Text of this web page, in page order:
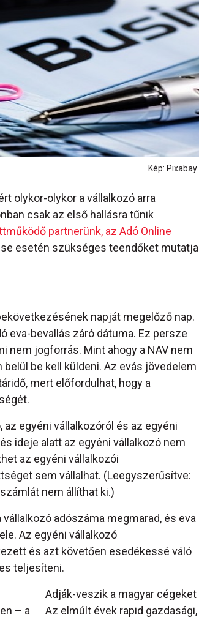
Kép: Pixabay
olykor-olykor a vállalkozó arra
csak az első hallásra tűnik
partnerünk, az Adó Online
esetén szükséges teendőket mutatja
napját megelőző nap.
eva-bevallás záró dátuma. Ez persze
nem jogforrás. Mint ahogy a NAV nem
be kell küldeni. Az evás jövedelem
mert előfordulhat, hogy a
egyéni vállalkozóról és az egyéni
ideje alatt az egyéni vállalkozó nem
az egyéni vállalkozói
sem vállalhat. (Leegyszerűsítve:
nem állíthat ki.)
adószáma megmarad, és eva
Az egyéni vállalkozó
és azt követően esedékessé váló
teljesíteni.
Adják-veszik a magyar cégeket
Az elmúlt évek rapid gazdasági,
– a